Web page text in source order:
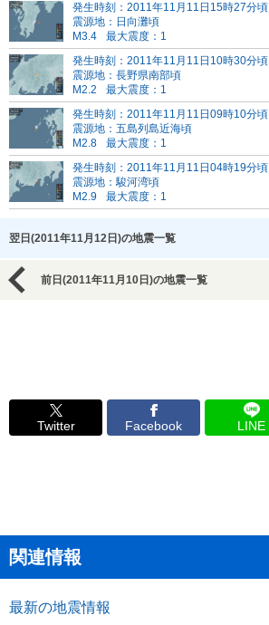
発生時刻：2011年11月11日15時27分頃
震源地：日向灘頃
M3.4
最大震度：1
発生時刻：2011年11月11日10時30分頃
震源地：長野県南部頃
M2.2
最大震度：1
発生時刻：2011年11月11日09時10分頃
震源地：五島列島近海頃
M2.8
最大震度：1
発生時刻：2011年11月11日04時19分頃
震源地：駿河湾頃
M2.9
最大震度：1
翌日(2011年11月12日)の地震一覧
前日(2011年11月10日)の地震一覧
Twitter Facebook LINE
関連情報
最新の地震情報